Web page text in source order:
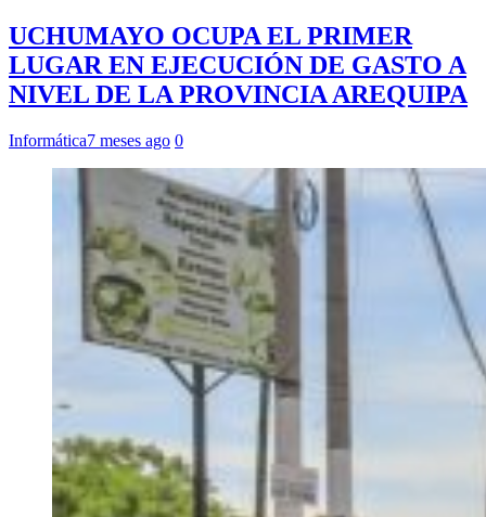
UCHUMAYO OCUPA EL PRIMER
LUGAR EN EJECUCIÓN DE GASTO A
NIVEL DE LA PROVINCIA AREQUIPA
Informática7 meses ago 0